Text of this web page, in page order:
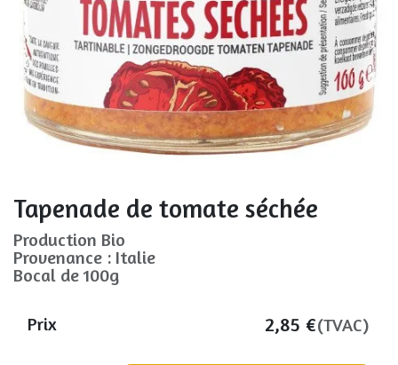
Tapenade de tomate séchée
Production Bio
Provenance : Italie
Bocal de 100g
Prix 2,85 €(TVAC)